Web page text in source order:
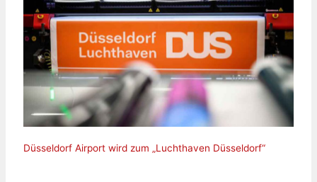
Düsseldorf Airport wird zum „Luchthaven Düsseldorf“